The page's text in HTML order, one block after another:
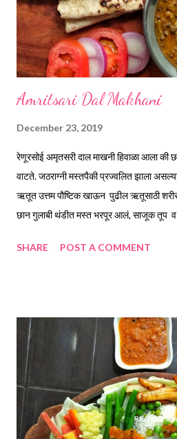
Amritsari Dal Makhani
December 23, 2019
रेणूरसोई अमृतसरी दाल माखनी हिवाळा आला की
वाटते. जठराग्नी मस्तपैकी प्रज्वलित झाला
ऋतूत उत्तम पौष्टिक खाऊन पुढील ऋतूसाठी
छान गुलाबी थंडीत मस्त भरपूर आलं, साजूक तूप
केलेले आंब्याचे लोणचे बढिया मेनू होतो😋😋😋
टीस्पून *लाल तिखट... 1 टिस्पून *मीठ.... 1.5
*घरची घोटलेली साय... अर्धी वाटी *तेल... 3
*जिरे... पाव टिस्पून *धनेपूड... एक टिस्पून
*उडीद डाळ स्वच्छ धुऊन तीस मिनिटे भिजत
SHARE POST A COMMENT